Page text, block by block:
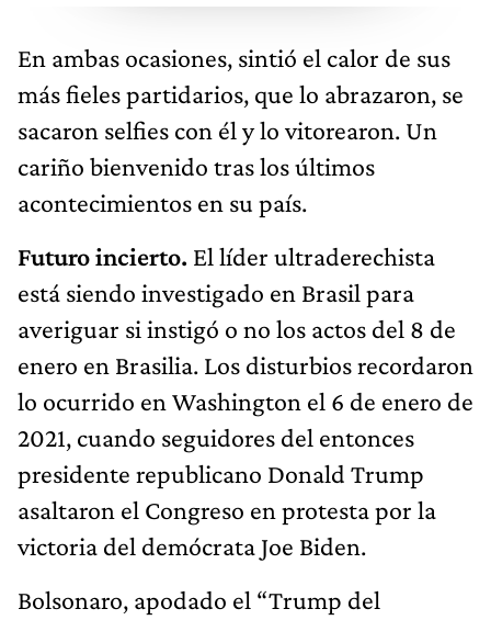
En ambas ocasiones, sintió el calor de sus
más fieles partidarios, que lo abrazaron, se
sacaron selfies con él y lo vitorearon. Un
cariño bienvenido tras los últimos
acontecimientos en su país.
Futuro incierto. El líder ultraderechista
está siendo investigado en Brasil para
averiguar si instigó o no los actos del 8 de
enero en Brasilia. Los disturbios recordaron
lo ocurrido en Washington el 6 de enero de
2021, cuando seguidores del entonces
presidente republicano Donald Trump
asaltaron el Congreso en protesta por la
victoria del demócrata Joe Biden.
Bolsonaro, apodado el “Trump del